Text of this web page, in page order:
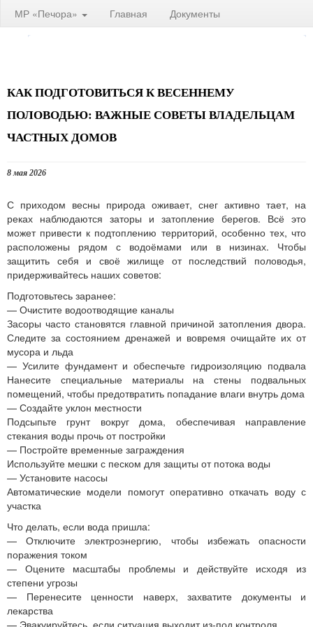
МР «Печора» Главная Документы
КАК ПОДГОТОВИТЬСЯ К ВЕСЕННЕМУ
ПОЛОВОДЬЮ: ВАЖНЫЕ СОВЕТЫ ВЛАДЕЛЬЦАМ
ЧАСТНЫХ ДОМОВ
8 мая 2026
С приходом весны природа оживает, снег активно тает, на
реках наблюдаются заторы и затопление берегов. Всё это
может привести к подтоплению территорий, особенно тех, что
расположены рядом с водоёмами или в низинах. Чтобы
защитить себя и своё жилище от последствий половодья,
придерживайтесь наших советов:
Подготовьтесь заранее:
— Очистите водоотводящие каналы
Засоры часто становятся главной причиной затопления двора.
Следите за состоянием дренажей и вовремя очищайте их от
мусора и льда
— Усилите фундамент и обеспечьте гидроизоляцию подвала
Нанесите специальные материалы на стены подвальных
помещений, чтобы предотвратить попадание влаги внутрь дома
— Создайте уклон местности
Подсыпьте грунт вокруг дома, обеспечивая направление
стекания воды прочь от постройки
— Постройте временные заграждения
Используйте мешки с песком для защиты от потока воды
— Установите насосы
Автоматические модели помогут оперативно откачать воду с
участка
Что делать, если вода пришла:
— Отключите электроэнергию, чтобы избежать опасности
поражения током
— Оцените масштабы проблемы и действуйте исходя из
степени угрозы
— Перенесите ценности наверх, захватите документы и
лекарства
— Эвакуируйтесь, если ситуация выходит из-под контроля